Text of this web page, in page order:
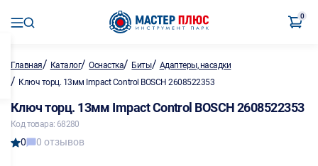
0
Главная/ Каталог/Оснастка/ Биты/ Адаптеры, насадки
/ Ключ торц. 13мм Impact Control BOSCH 2608522353
Ключ торц. 13мм Impact Control BOSCH 2608522353
Код товара: 68280
0 0 отзывов